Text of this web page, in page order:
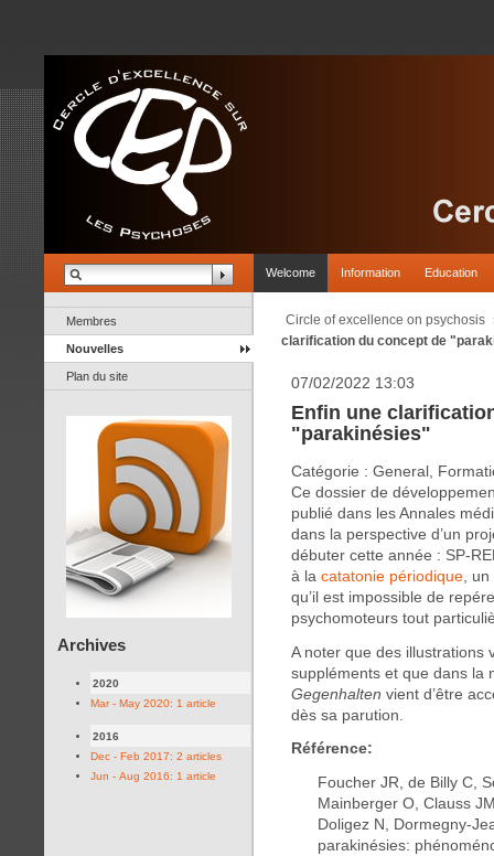
Welcome Information Education
Membres
Nouvelles
Plan du site
Archives
2020
Mar - May 2020: 1 article
2016
Dec - Feb 2017: 2 articles
Jun - Aug 2016: 1 article
Circle of excellence on psychosis
clarification du concept de
07/02/2022 13:03
Enfin une
"parakinésies"
Catégorie : General,
Ce dossier de
publié dans les Annales
dans la perspective d’un
débuter cette année : SP-
à la catatonie périodique ,
qu’il est impossible de
psychomoteurs tout
A noter que des illustrations
suppléments et que dans la
Gegenhalten vient d’être
dès sa parution.
Référence:
Foucher JR, de Billy C,
Mainberger O, Clauss
Doligez N, Dormegny-
parakinésies: